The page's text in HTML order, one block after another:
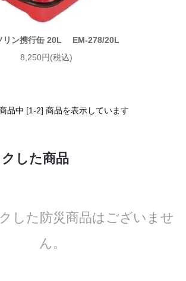
リン携行缶 20L EM-278/20L
8,250円(税込)
品中 [1-2] 商品を表示しています
した商品
した防災商品はございませ
ん。